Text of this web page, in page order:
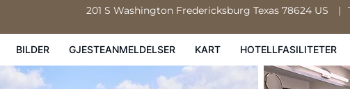
201 S Washington Fredericksburg Texas 78624 US
BILDER GJESTEANMELDELSER KART HOTELLFASILITETER